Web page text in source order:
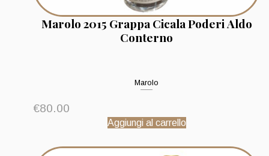
Marolo 2015 Grappa Cicala Poderi Aldo
Conterno
Marolo
€80.00
Aggiungi al carrello